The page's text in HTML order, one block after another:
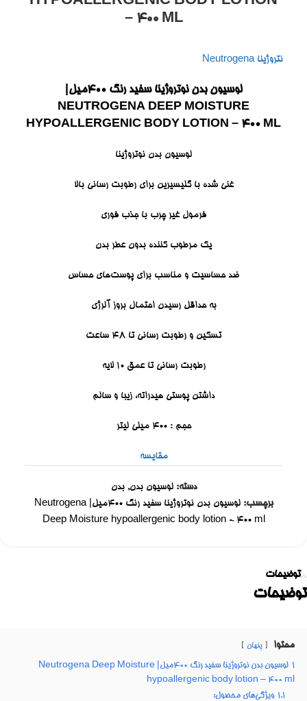
– 400 ML
نتروژینا Neutrogena
لوسیون بدن نوتروژینا سفید رنگ ۴۰۰میل|
NEUTROGENA DEEP MOISTURE
HYPOALLERGENIC BODY LOTION – 400 ML
لوسیون بدن نوتروژینا
غنی شده با گلیسیرین برای رطوبت رسانی بالا
فرمول غیر چرب با جذب فوری
یک مرطوب کننده بدون عطر بدن
ضد حساسیت و مناسب برای پوست‌های حساس
به حداقل رسیدن احتمال بروز آلرژی
تسکین و رطوبت رسانی تا 48 ساعت
رطوبت رسانی تا عمق 10 لایه
داشتن پوستی هیدراته، زیبا و سالم
حجم : 400 میلی لیتر
مقایسه
دسته: لوسیون بدن, بدن
برچسب:
لوسیون بدن نوتروژینا سفید رنگ ۴۰۰میل| Neutrogena
Deep Moisture hypoallergenic body lotion - 400 ml
توضیحات
توضیحات
محتوا پنهان
1
لوسیون بدن نوتروژینا سفید رنگ ۴۰۰میل| Neutrogena Deep Moisture
hypoallergenic body lotion – 400 ml
1.1 ویژگی‌های محصول: